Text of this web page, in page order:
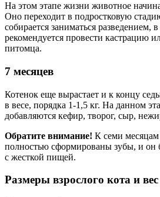
На этом этапе жизни животное
Оно переходит в подростковую
собирается заниматься разведением,
рекомендуется провести кастрацию
питомца.
7 месяцев
Котенок еще вырастает и к концу
в весе, порядка 1-1,5 кг. На данном
добавляются кефир, творог, сыр,
Обратите внимание! К семи
полностью сформированы зубы, и он
с жесткой пищей.
Размеры взрослого кота и вес